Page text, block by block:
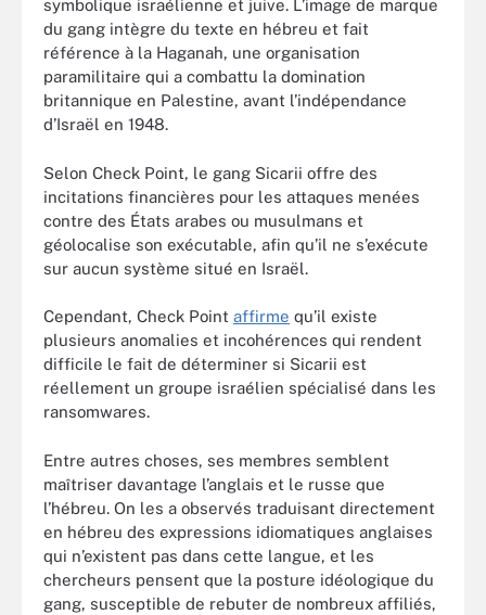
symbolique israélienne et juive. L’image de marque
du gang intègre du texte en hébreu et fait
référence à la Haganah, une organisation
paramilitaire qui a combattu la domination
britannique en Palestine, avant l’indépendance
d’Israël en 1948.
Selon Check Point, le gang Sicarii offre des
incitations financières pour les attaques menées
contre des États arabes ou musulmans et
géolocalise son exécutable, afin qu’il ne s’exécute
sur aucun système situé en Israël.
Cependant, Check Point affirme qu’il existe
plusieurs anomalies et incohérences qui rendent
difficile le fait de déterminer si Sicarii est
réellement un groupe israélien spécialisé dans les
ransomwares.
Entre autres choses, ses membres semblent
maîtriser davantage l’anglais et le russe que
l’hébreu. On les a observés traduisant directement
en hébreu des expressions idiomatiques anglaises
qui n’existent pas dans cette langue, et les
chercheurs pensent que la posture idéologique du
gang, susceptible de rebuter de nombreux affiliés,